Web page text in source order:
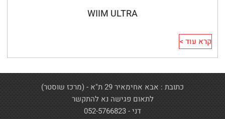
WIIM ULTRA
קרא עוד >
כתובת : אבא אחימאיר 29 ת"א - (מרכז שוסטר)
לתאום פגישה נא להתקשר
דני - 052-5766823